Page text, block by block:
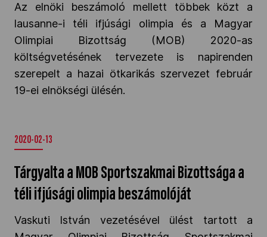
OVEP
Adatbank
Az elnöki beszámoló mellett többek közt a
lausanne-i téli ifjúsági olimpia és a Magyar
Olimpiai Bizottság (MOB) 2020-as
költségvetésének tervezete is napirenden
szerepelt a hazai ötkarikás szervezet február
19-ei elnökségi ülésén.
2020-02-13
Tárgyalta a MOB Sportszakmai Bizottsága a
téli ifjúsági olimpia beszámolóját
Vaskuti István vezetésével ülést tartott a